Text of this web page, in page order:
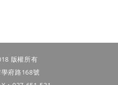
版權所有
府路168號